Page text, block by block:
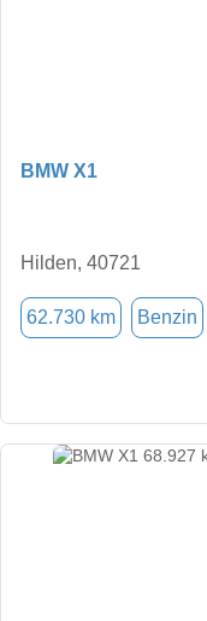
BMW X1
Hilden, 40721
62.730 km Benzin